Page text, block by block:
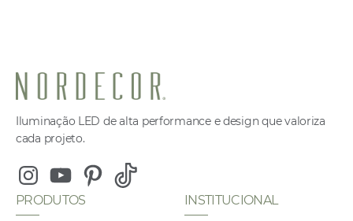
Iluminação LED de alta performance e design que valoriza
cada projeto.
InstagramYoutubePinterest
Tiktok
PRODUTOS
INSTITUCIONAL